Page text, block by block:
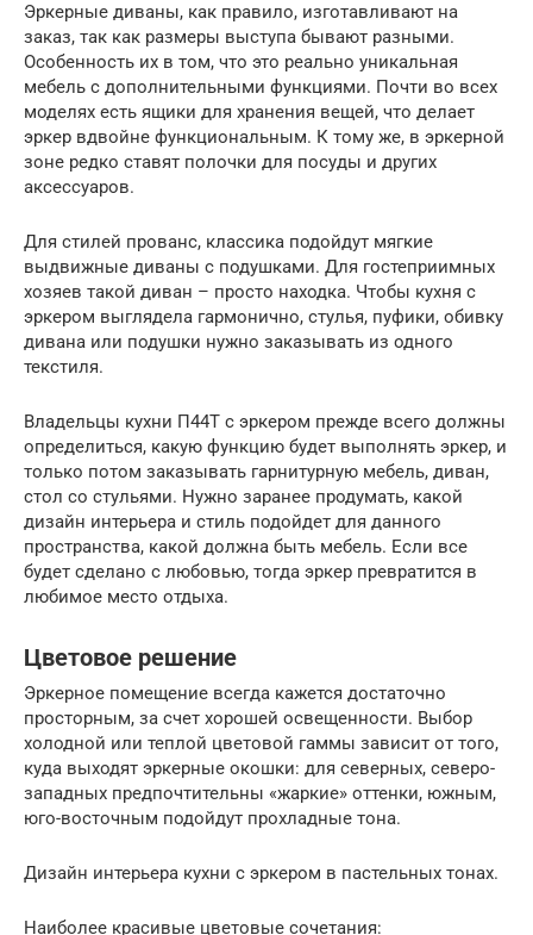
Эркерные диваны, как правило, изготавливают на
заказ, так как размеры выступа бывают разными.
Особенность их в том, что это реально уникальная
мебель с дополнительными функциями. Почти во всех
моделях есть ящики для хранения вещей, что делает
эркер вдвойне функциональным. К тому же, в эркерной
зоне редко ставят полочки для посуды и других
аксессуаров.
Для стилей прованс, классика подойдут мягкие
выдвижные диваны с подушками. Для гостеприимных
хозяев такой диван – просто находка. Чтобы кухня с
эркером выглядела гармонично, стулья, пуфики, обивку
дивана или подушки нужно заказывать из одного
текстиля.
Владельцы кухни П44Т с эркером прежде всего должны
определиться, какую функцию будет выполнять эркер, и
только потом заказывать гарнитурную мебель, диван,
стол со стульями. Нужно заранее продумать, какой
дизайн интерьера и стиль подойдет для данного
пространства, какой должна быть мебель. Если все
будет сделано с любовью, тогда эркер превратится в
любимое место отдыха.
Цветовое решение
Эркерное помещение всегда кажется достаточно
просторным, за счет хорошей освещенности. Выбор
холодной или теплой цветовой гаммы зависит от того,
куда выходят эркерные окошки: для северных, северо-
западных предпочтительны «жаркие» оттенки, южным,
юго-восточным подойдут прохладные тона.
Дизайн интерьера кухни с эркером в пастельных тонах.
Наиболее красивые цветовые сочетания: